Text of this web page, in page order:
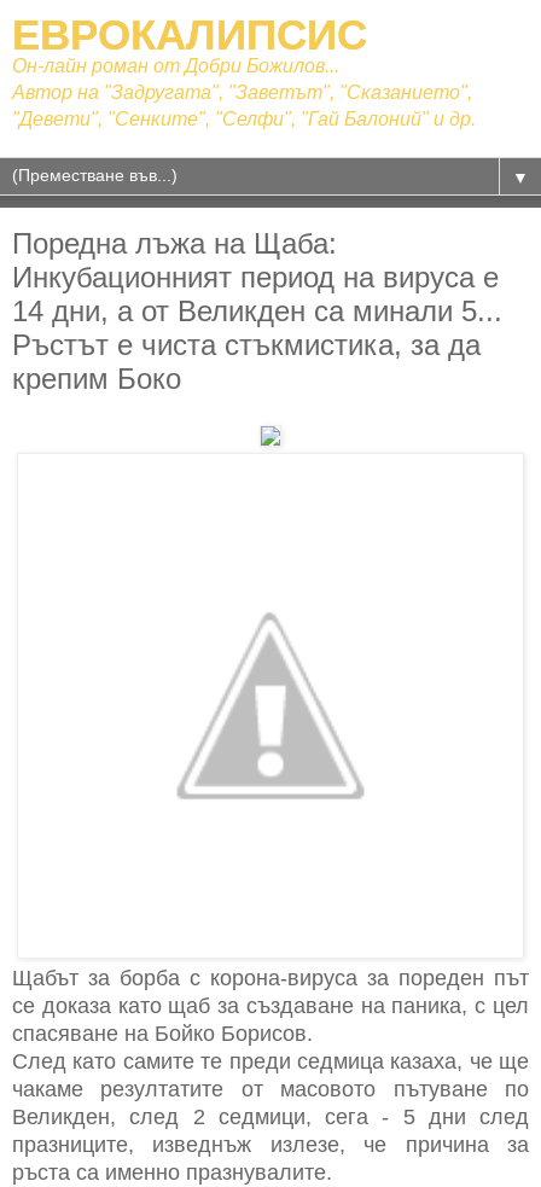
ЕВРОКАЛИПСИС
Он-лайн роман от Добри Божилов...
Автор на "Задругата", "Заветът", "Сказанието",
"Девети", "Сенките", "Селфи", "Гай Балоний" и др.
▼
Поредна лъжа на Щаба:
Инкубационният период на вируса е
14 дни, а от Великден са минали 5...
Ръстът е чиста стъкмистика, за да
крепим Боко
Щабът за борба с корона-вируса за пореден път
се доказа като щаб за създаване на паника, с цел
спасяване на Бойко Борисов.
След като самите те преди седмица казаха, че ще
чакаме резултатите от масовото пътуване по
Великден, след 2 седмици, сега - 5 дни след
празниците, изведнъж излезе, че причина за
ръста са именно празнувалите.